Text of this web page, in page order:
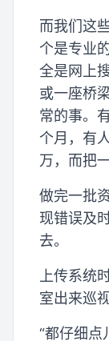
而我们这
个是专业
全是网上
或一座桥
常的事。
个月，有
万，而把
做完一批
现错误及
去。
上传系统
室出来巡
“都仔细点